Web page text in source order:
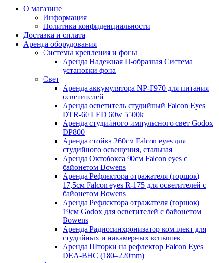
О магазине
Информация
Политика конфиденциальности
Доставка и оплата
Аренда оборудования
Системы крепления и фоны
Аренда Надежная П-образная Система
установки фона
Свет
Аренда аккумулятора NP-F970 для питания
осветителей
Аренда осветитель студийный Falcon Eyes
DTR-60 LED 60w 5500k
Аренда студийного импульсного свет Godox
DP800
Аренда стойка 260см Falcon eyes для
студийного освещения, стальная
Аренда Октобокса 90см Falcon eyes с
байонетом Bowens
Аренда Рефлектора отражателя (горшок)
17,5см Falcon eyes R-175 для осветителей с
байонетом Bowens
Аренда Рефлектора отражателя (горшок)
19см Godox для осветителей с байонетом
Bowens
Аренда Радиосинхронизатор комплект для
студийных и накамерных вспышек
Аренда Шторки на рефлектор Falcon Eyes
DEA-BHC (180–220mm)